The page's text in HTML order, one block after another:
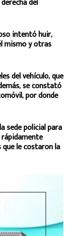
del
intentó huir,
mismo y otras
del vehículo, que
se constató
por donde
sede policial para
le costaron la